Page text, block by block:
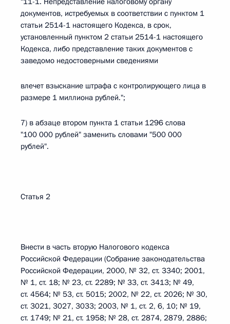
документов, истребуемых в соответствии с пунктом 1
статьи 2514-1 настоящего Кодекса, в срок,
установленный пунктом 2 статьи 2514-1 настоящего
Кодекса, либо представление таких документов с
заведомо недостоверными сведениями
влечет взыскание штрафа с контролирующего лица в
размере 1 миллиона рублей.";
7) в абзаце втором пункта 1 статьи 1296 слова
"100 000 рублей" заменить словами "500 000
рублей".
Статья 2
Внести в часть вторую Налогового кодекса
Российской Федерации (Собрание законодательства
Российской Федерации, 2000, № 32, ст. 3340; 2001,
№ 1, ст. 18; № 23, ст. 2289; № 33, ст. 3413; № 49,
ст. 4564; № 53, ст. 5015; 2002, № 22, ст. 2026; № 30,
ст. 3021, 3027, 3033; 2003, № 1, ст. 2, 6, 10; № 19,
ст. 1749; № 21, ст. 1958; № 28, ст. 2874, 2879, 2886;